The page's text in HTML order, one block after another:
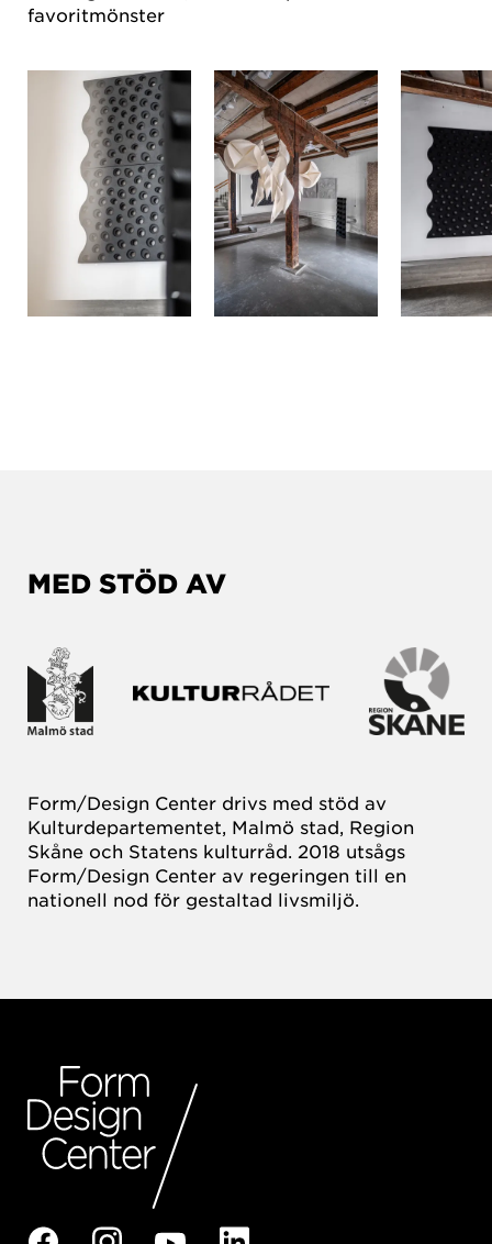
favoritmönster
MED STÖD AV
Form/Design Center drivs med stöd av
Kulturdepartementet, Malmö stad, Region
Skåne och Statens kulturråd. 2018 utsågs
Form/Design Center av regeringen till en
nationell nod för gestaltad livsmiljö.